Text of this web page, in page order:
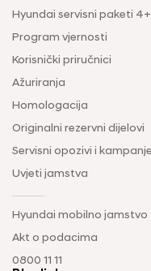
Hyundai servisni paketi 4+
Program vjernosti
Korisnički priručnici
Ažuriranja
Homologacija
Originalni rezervni dijelovi
Servisni opozivi i kampanje
Uvjeti jamstva
Hyundai mobilno jamstvo
Akt o podacima
0800 11 11